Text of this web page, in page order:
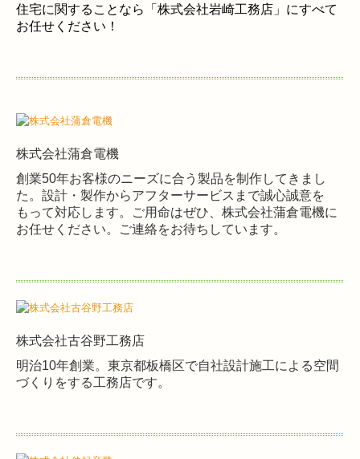
住宅に関することなら「株式会社岩崎工務店」にすべて
お任せください！
株式会社蒲倉電機
創業50年お客様のニーズに合う製品を制作してきまし
た。設計・製作からアフターサービスまで誠心誠意を
もって対応します。ご用命はぜひ、株式会社蒲倉電機に
お任せください。ご連絡をお待ちしています。
株式会社古谷野工務店
明治10年創業。東京都板橋区で自社設計施工による空間
づくりをする工務店です。